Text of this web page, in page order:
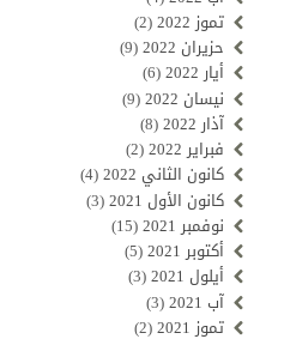
تموز 2022
(2)
حزيران 2022
(9)
أيار 2022
(6)
نيسان 2022
(9)
آذار 2022
(8)
فبراير 2022
(2)
كانون الثاني 2022
(4)
كانون الأول 2021
(3)
نوفمبر 2021
(15)
أكتوبر 2021
(5)
أيلول 2021
(3)
آب 2021
(3)
تموز 2021
(2)